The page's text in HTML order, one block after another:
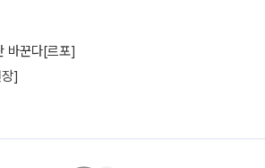
바꾼다[르포]
]